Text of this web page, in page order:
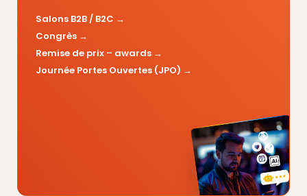
Salons B2B / B2C
Congrès
Remise de prix – awards
Journée Portes Ouvertes (JPO)